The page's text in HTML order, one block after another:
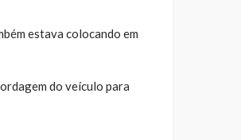
estava colocando em
do veículo para